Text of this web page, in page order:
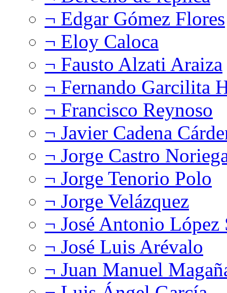
¬ Edgar Gómez Flores
¬ Eloy Caloca
¬ Fausto Alzati Araiza
¬ Fernando Garcilita
¬ Francisco Reynoso
¬ Javier Cadena
¬ Jorge Castro
¬ Jorge Tenorio Polo
¬ Jorge Velázquez
¬ José Antonio López
¬ José Luis Arévalo
¬ Juan Manuel